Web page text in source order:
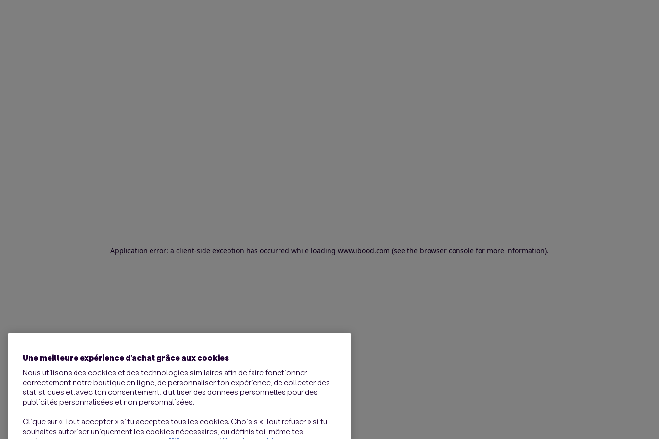
Application error: a client-side exception has occurred while loading www.ibood.com (see the browser console for more information).
Une meilleure expérience d’achat grâce aux cookies
Nous utilisons des cookies et des technologies similaires afin de faire fonctionner
correctement notre boutique en ligne, de personnaliser ton expérience, de collecter des
statistiques et, avec ton consentement, d’utiliser des données personnelles pour des
publicités personnalisées et non personnalisées.
Clique sur « Tout accepter » si tu acceptes tous les cookies. Choisis « Tout refuser » si tu
souhaites autoriser uniquement les cookies nécessaires, ou définis toi-même tes